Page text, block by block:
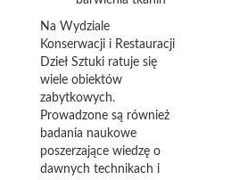
Na Wydziale
Konserwacji i Restauracji
Dzieł Sztuki ratuje się
wiele obiektów
zabytkowych.
Prowadzone są również
badania naukowe
poszerzające wiedzę o
dawnych technikach i